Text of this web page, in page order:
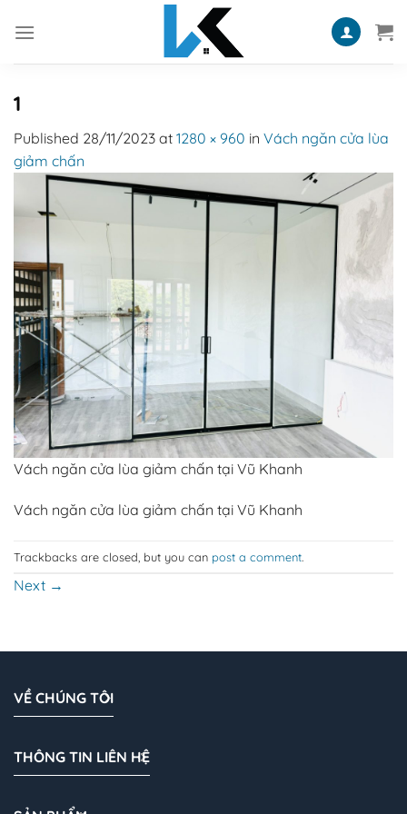
1
Published 28/11/2023 at 1280 × 960 in Vách ngăn cửa lùa
giảm chấn
Vách ngăn cửa lùa giảm chấn tại Vũ Khanh
Vách ngăn cửa lùa giảm chấn tại Vũ Khanh
Trackbacks are closed, but you can post a comment.
Next →
VỀ CHÚNG TÔI
THÔNG TIN LIÊN HỆ